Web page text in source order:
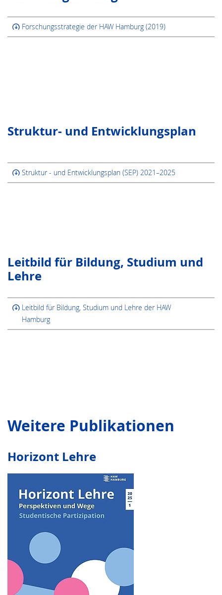
Forschungsstrategie der HAW Hamburg (2019)
Struktur- und Entwicklungsplan
Struktur - und Entwicklungsplan (SEP) 2021–2025
Leitbild für Bildung, Studium und
Lehre
Leitbild für Bildung, Studium und Lehre der HAW
Hamburg
Weitere Publikationen
Horizont Lehre